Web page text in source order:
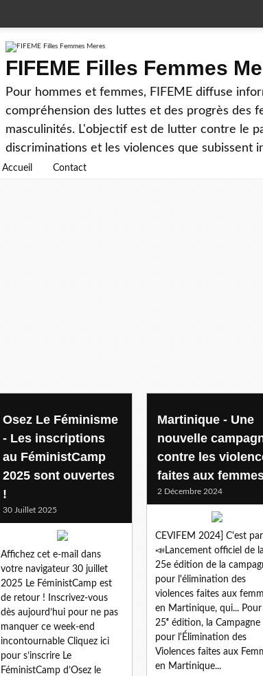
FIFEME Filles Femmes
Pour hommes et femmes, FIFEME diffuse
compréhension des luttes et des progrès des
masculinités. L'objectif est de lutter contre le
discriminations et les violences que subissent
Accueil Contact
programme
Osez Le Féminisme
- Les inscriptions
au FéministCamp
2025 sont ouvertes
!
30 Juillet 2025
Affichez cet e-mail dans
votre navigateur 30 juillet
2025 Le FéministCamp est
de retour ! Inscrivez-vous
dès aujourd’hui pour ne pas
manquer ce week-end
incontournable Cliquez ici
pour s’inscrire Le
FéministCamp d’Osez le
Martinique - Une
nouvelle
contre les
faites aux
2 Décembre 2024
CEVIFEM 2024] C'est
📣Lancement officiel de la
25e édition de la
pour l'élimination des
violences faites aux
en Martinique, qui... Pour
25ᵉ édition, la Campagne
pour l'Élimination des
Violences faites aux
en Martinique...